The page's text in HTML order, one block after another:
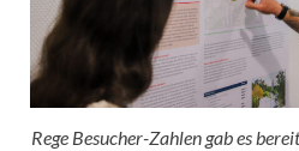
Rege Besucher-Zahlen gab es